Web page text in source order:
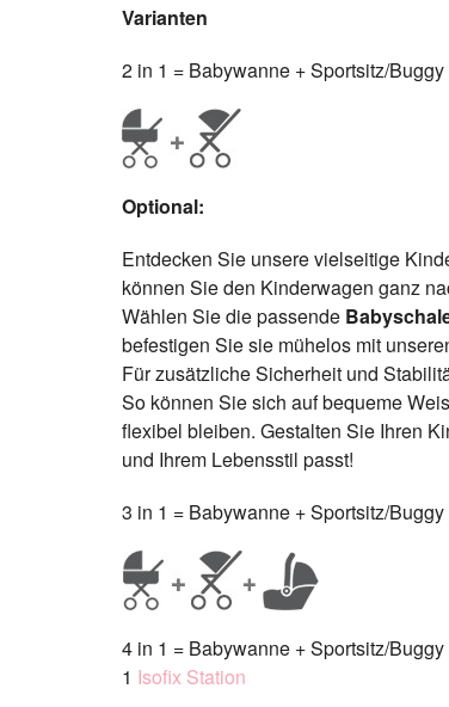
Varianten
2 in 1 = Babywanne + Sportsitz/Buggy
Optional:
Entdecken Sie unsere vielseitige
können Sie den Kinderwagen ganz
Wählen Sie die passende
befestigen Sie sie mühelos mit
Für zusätzliche Sicherheit und
So können Sie sich auf bequeme
flexibel bleiben. Gestalten Sie Ihren
und Ihrem Lebensstil passt!
3 in 1 = Babywanne + Sportsitz/
4 in 1 = Babywanne + Sportsitz/
1 Isofix Station